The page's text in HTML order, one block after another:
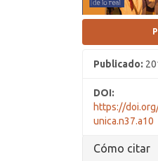
Publicado:
DOI:
https://
unica.n37.a10
Cómo citar